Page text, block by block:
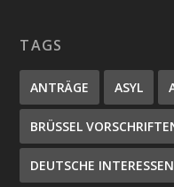
TAGS
ANTRÄGE ASYL
BRÜSSEL
DEUTSCHE INTERESSEN